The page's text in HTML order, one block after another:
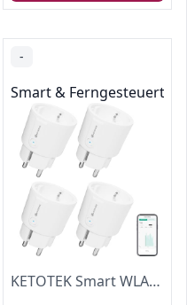
-
Smart & Ferngesteuerte
KETOTEK Smart WLAN Steckdose, Smart Home Alexa Steckdose mit Stromverbrauch messen, WiFi Steckdosen mit App-/Sprachsteuerung, Kompatibel mit Alexa, Google Assistant, Kein Hub notwendig (4er-Pack)